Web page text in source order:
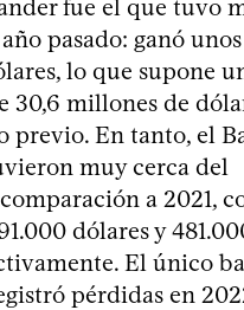
fue el que tuvo
pasado: ganó unos
lo que supone
30,6 millones de
previo. En tanto, el
muy cerca del
a 2021,
dólares y
El único
pérdidas en